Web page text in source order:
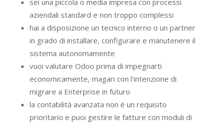
aziendali standard e non troppo complessi
hai a disposizione un tecnico interno o un partner
in grado di installare, configurare e manutenere il
sistema autonomamente
vuoi valutare Odoo prima di impegnarti
economicamente, magari con l’intenzione di
migrare a Enterprise in futuro
la contabilità avanzata non è un requisito
prioritario e puoi gestire le fatture con moduli di